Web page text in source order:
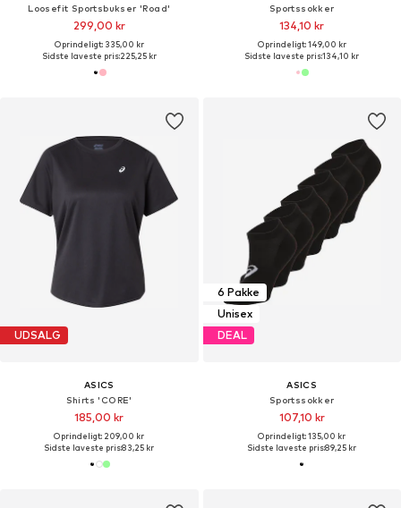
Loosefit Sportsbukser 'Road'
299,00 kr
Oprindeligt: 335,00 kr
Sidste laveste pris:225,25 kr
Sportssokker
134,10 kr
Oprindeligt: 149,00 kr
Sidste laveste pris:134,10 kr
UDSALG
ASICS
Shirts 'CORE'
185,00 kr
Oprindeligt: 209,00 kr
Sidste laveste pris:83,25 kr
6 Pakke
Unisex
DEAL
ASICS
Sportssokker
107,10 kr
Oprindeligt: 135,00 kr
Sidste laveste pris:89,25 kr